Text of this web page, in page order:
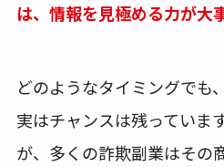
は、情報を見極める力が大
どのようなタイミングでも
実はチャンスは残っていま
が、多くの詐欺副業はその